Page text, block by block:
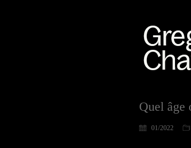
Quel âge
01/2022